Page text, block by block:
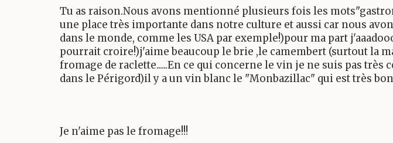
Tu as raison.Nous avons mentionné plusieurs fois les
une place très importante dans notre culture et aussi car nous
dans le monde, comme les USA par exemple!)pour ma part
pourrait croire!)j'aime beaucoup le brie ,le camembert (surtout la
fromage de raclette......En ce qui concerne le vin je ne suis pas
dans le Périgord)il y a un vin blanc le "Monbazillac" qui est très
Je n'aime pas le fromage!!!